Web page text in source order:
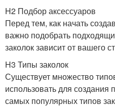
H2 Подбор аксессуаров
Перед тем, как начать
важно подобрать
заколок зависит от вашего
H3 Типы заколок
Существует множество
использовать для создания
самых популярных типов